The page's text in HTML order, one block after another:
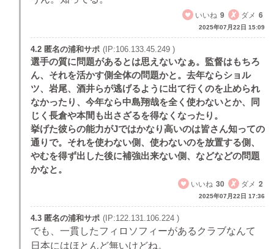
いいね 9 ダメ 6
2025年07月22日 15:09
4.2 匿名の浦和サポ (IP:106.133.45.249 )
選手の質に問題があるとは思えないなぁ。監督はもちろ
ん、それを活かす側全体の問題かと。去年ならショル
ツ、岩尾、酒井らが逃げるように出て行くのを止められ
なかったり、今年なら中島翔哉を全く使わないとか、同
じく長倉や本間も出さざるを得なくなったり。
挙げた彼らの能力がJではかなり高いのは皆さん知っての
通りで。それを使わない側、使わないのを放置する側、
やむを得ず出した後に補強出来ない側、などなどの問題
かなと。
いいね 30 ダメ 2
2025年07月22日 17:36
4.3 匿名の浦和サポ (IP:122.131.106.224 )
でも、一貫したフィロソフィーがあるクラブなんて
日本にはほとんど無いけどね。